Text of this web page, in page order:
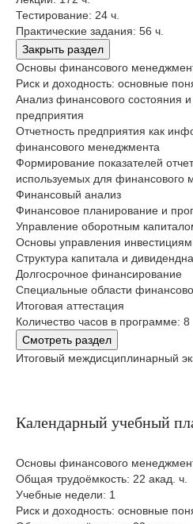
Тестирование: 24 ч.
Практические задания: 56 ч.
Закрыть раздел
Основы финансового
Риск и доходность: основные
Анализ финансового состояния и
предприятия
Отчетность предприятия как
финансового менеджмента
Формирование показателей
используемых для финансового
Финансовый анализ
Финансовое планирование и
Управление оборотным
Основы управления
Структура капитала и
Долгосрочное финансирование
Специальные области
Итоговая аттестация
Количество часов в программе: 8
Смотреть раздел
Итоговый междисциплинарный
Календарный учебный
Основы финансового
Общая трудоёмкость: 22 акад. ч.
Учебные недели: 1
Риск и доходность: основные